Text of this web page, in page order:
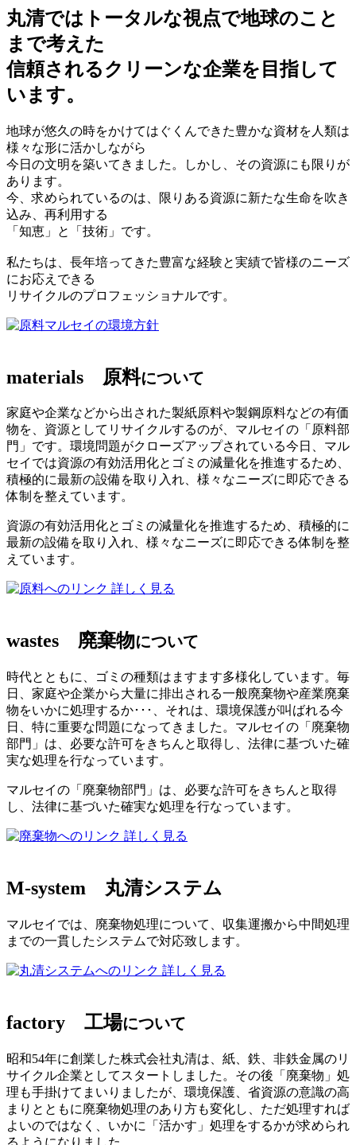
丸清ではトータルな視点で地球のこと
まで考えた
信頼されるクリーンな企業を目指して
います。
地球が悠久の時をかけてはぐくんできた豊かな資材を人類は
様々な形に活かしながら
今日の文明を築いてきました。しかし、その資源にも限りが
あります。
今、求められているのは、限りある資源に新たな生命を吹き
込み、再利用する
「知恵」と「技術」です。
私たちは、長年培ってきた豊富な経験と実績で皆様のニーズ
にお応えできる
リサイクルのプロフェッショナルです。
マルセイの環境方針
materials 原料について
家庭や企業などから出された製紙原料や製鋼原料などの有価
物を、資源としてリサイクルするのが、マルセイの「原料部
門」です。環境問題がクローズアップされている今日、マル
セイでは資源の有効活用化とゴミの減量化を推進するため、
積極的に最新の設備を取り入れ、様々なニーズに即応できる
体制を整えています。
資源の有効活用化とゴミの減量化を推進するため、積極的に
最新の設備を取り入れ、様々なニーズに即応できる体制を整
えています。
詳しく見る
wastes 廃棄物について
時代とともに、ゴミの種類はますます多様化しています。毎
日、家庭や企業から大量に排出される一般廃棄物や産業廃棄
物をいかに処理するか･･･、それは、環境保護が叫ばれる今
日、特に重要な問題になってきました。マルセイの「廃棄物
部門」は、必要な許可をきちんと取得し、法律に基づいた確
実な処理を行なっています。
マルセイの「廃棄物部門」は、必要な許可をきちんと取得
し、法律に基づいた確実な処理を行なっています。
詳しく見る
M-system 丸清システム
マルセイでは、廃棄物処理について、収集運搬から中間処理
までの一貫したシステムで対応致します。
詳しく見る
factory 工場について
昭和54年に創業した株式会社丸清は、紙、鉄、非鉄金属のリ
サイクル企業としてスタートしました。その後「廃棄物」処
理も手掛けてまいりましたが、環境保護、省資源の意識の高
まりとともに廃棄物処理のあり方も変化し、ただ処理すれば
よいのではなく、いかに「活かす」処理をするかが求められ
るようになりました。